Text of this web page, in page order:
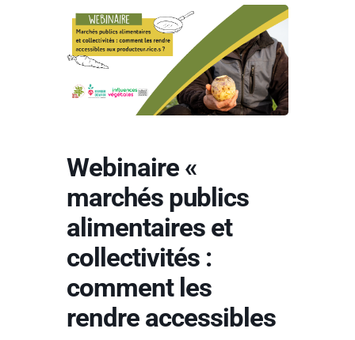
Webinaire «
marchés publics
alimentaires et
collectivités :
comment les
rendre accessibles